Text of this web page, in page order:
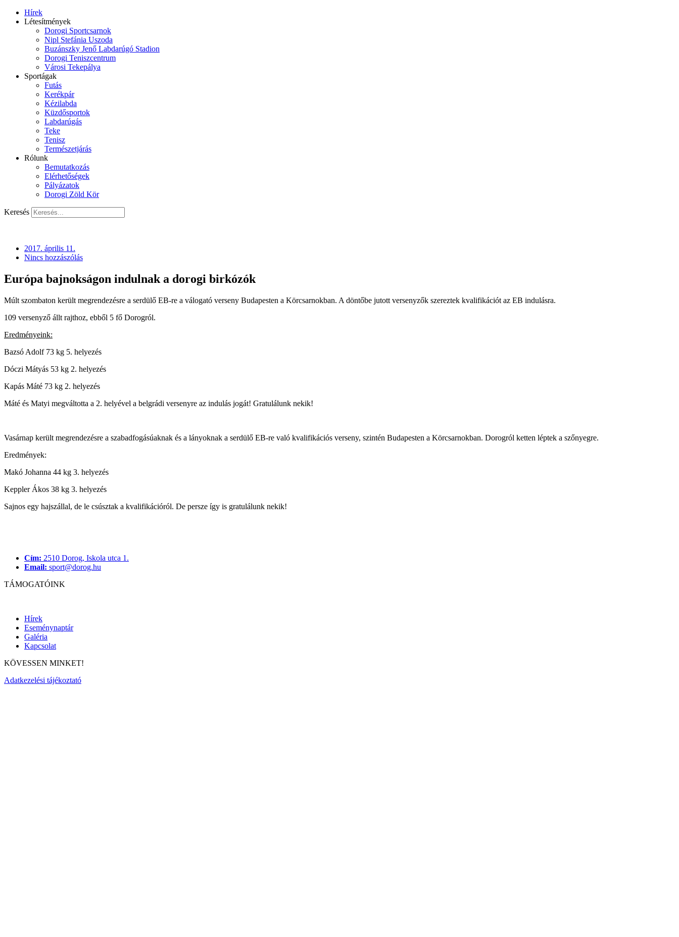
Hírek
Létesítmények
Dorogi Sportcsarnok
Nipl Stefánia Uszoda
Buzánszky Jenő Labdarúgó Stadion
Dorogi Teniszcentrum
Városi Tekepálya
Sportágak
Futás
Kerékpár
Kézilabda
Küzdősportok
Labdarúgás
Teke
Tenisz
Természetjárás
Rólunk
Bemutatkozás
Elérhetőségek
Pályázatok
Dorogi Zöld Kör
Keresés
2017. április 11.
Nincs hozzászólás
Európa bajnokságon indulnak a dorogi birkózók
Múlt szombaton került megrendezésre a serdülő EB-re a válogató verseny Budapesten a Körcsarnokban. A döntőbe jutott versenyzők szereztek kvalifikációt az EB indulásra.
109 versenyző állt rajthoz, ebből 5 fő Dorogról.
Eredményeink:
Bazsó Adolf 73 kg 5. helyezés
Dóczi Mátyás 53 kg 2. helyezés
Kapás Máté 73 kg 2. helyezés
Máté és Matyi megváltotta a 2. helyével a belgrádi versenyre az indulás jogát! Gratulálunk nekik!
Vasárnap került megrendezésre a szabadfogásúaknak és a lányoknak a serdülő EB-re való kvalifikációs verseny, szintén Budapesten a Körcsarnokban. Dorogról ketten léptek a szőnyegre.
Eredmények:
Makó Johanna 44 kg 3. helyezés
Keppler Ákos 38 kg 3. helyezés
Sajnos egy hajszállal, de le csúsztak a kvalifikációról. De persze így is gratulálunk nekik!
Cím: 2510 Dorog, Iskola utca 1.
Email: sport@dorog.hu
TÁMOGATÓINK
Hírek
Eseménynaptár
Galéria
Kapcsolat
KÖVESSEN MINKET!
Adatkezelési tájékoztató